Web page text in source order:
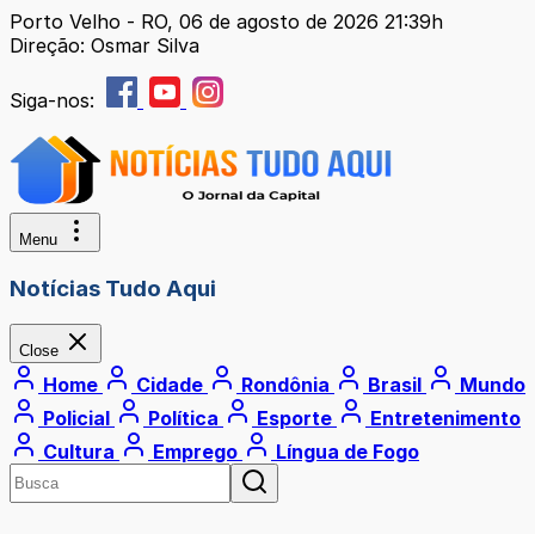
Porto Velho - RO, 06 de agosto de 2026 21:39h
Direção: Osmar Silva
Siga-nos:
Menu
Notícias Tudo Aqui
Close
Home Cidade Rondônia Brasil
Mundo
Policial
Política Esporte
Entretenimento
Cultura
Emprego Língua de Fogo